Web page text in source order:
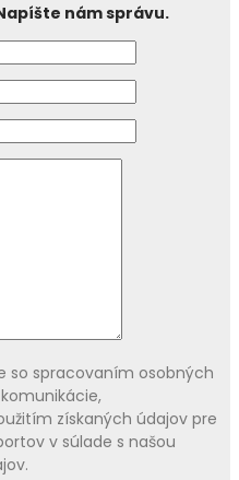
nám správu.
so spracovaním osobných
získaných údajov pre
v súlade s našou